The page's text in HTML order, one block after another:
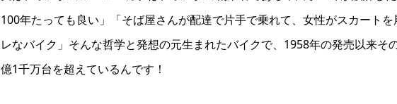
100年たっても良い」「そば屋さんが配達で片手で乗れて、女性がスカート
レなバイク」そんな哲学と発想の元生まれたバイクで、1958年の発売以来そ
億1千万台を超えているんです！